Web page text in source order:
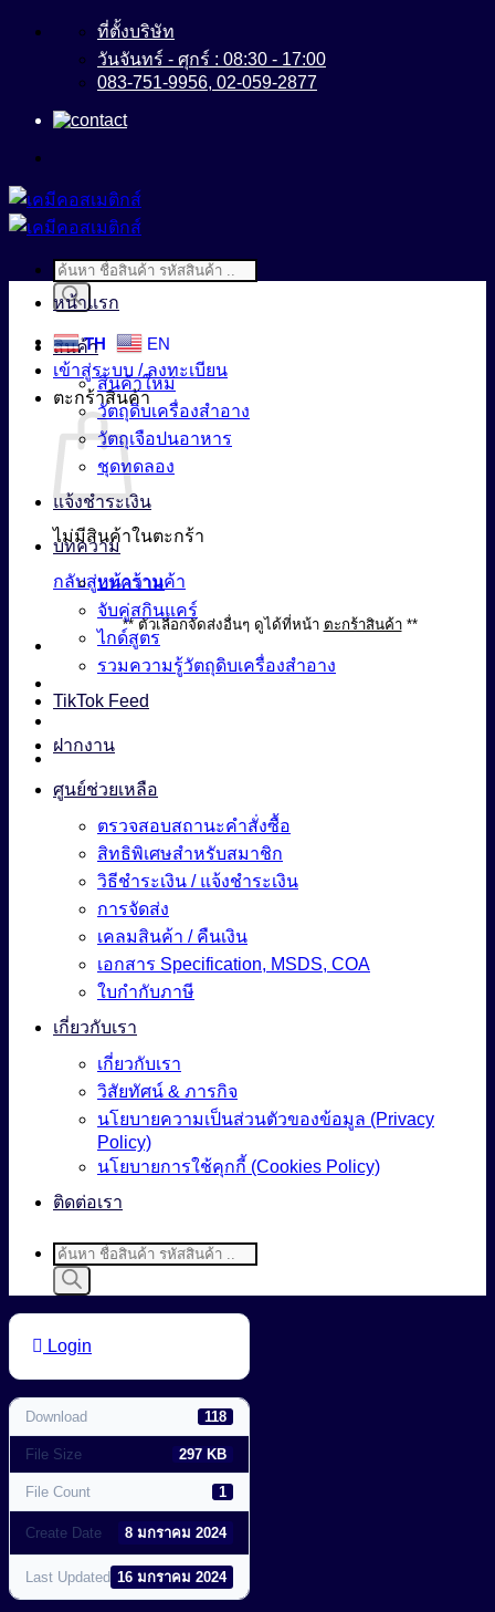
ข้าม
เนื้อหา
ที่ตั้งบริษัท
วันจันทร์ - ศุกร์ : 08:30 - 17:00
083-751-9956, 02-059-2877
Products
search
TH
EN
เข้าสู่ระบบ / ลงทะเบียน
ตะกร้าสินค้า
ไม่มีสินค้าในตะกร้า
กลับสู่หน้าร้านค้า
** ตัวเลือกจัดส่งอื่นๆ ดูได้ที่หน้า ตะกร้าสินค้า**
หน้าแรก
สินค้า
สินค้าใหม่
วัตถุดิบเครื่องสำอาง
วัตถุเจือปนอาหาร
ชุดทดลอง
แจ้งชำระเงิน
บทความ
บทความ
จับคู่สกินแคร์
ไกด์สูตร
รวมความรู้วัตถุดิบเครื่องสำอาง
TikTok Feed
ฝากงาน
ศูนย์ช่วยเหลือ
ตรวจสอบสถานะคำสั่งซื้อ
สิทธิพิเศษสำหรับสมาชิก
วิธีชำระเงิน / แจ้งชำระเงิน
การจัดส่ง
เคลมสินค้า / คืนเงิน
เอกสาร Specification, MSDS, COA
ใบกำกับภาษี
เกี่ยวกับเรา
เกี่ยวกับเรา
วิสัยทัศน์ & ภารกิจ
นโยบายความเป็นส่วนตัวของข้อมูล (Privacy
Policy)
นโยบายการใช้คุกกี้ (Cookies Policy)
ติดต่อเรา
Products
search
Login
Download 118
File Size 297 KB
File Count 1
Create Date 8 มกราคม 2024
Last Updated 16 มกราคม 2024